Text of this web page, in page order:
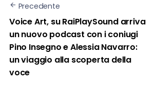
Precedente
Voice Art, su RaiPlaySound arriva
un nuovo podcast con i coniugi
Pino Insegno e Alessia Navarro:
un viaggio alla scoperta della
voce